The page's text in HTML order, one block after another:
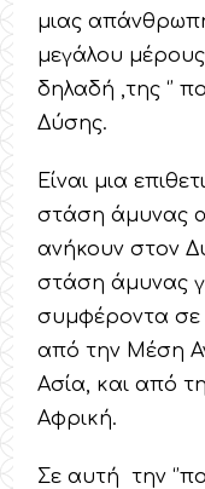
μιας
μεγάλου
δηλαδή ,της ‘’
Δύσης.
Είναι μια
στάση άμυνας
ανήκουν στον
στάση άμυνας
συμφέροντα σε
από την Μέση
Ασία, και από
Αφρική.
Σε αυτή την